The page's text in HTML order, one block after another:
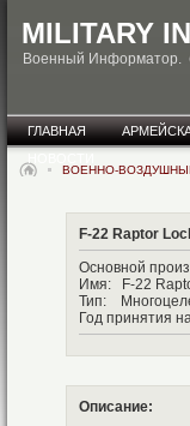
MILITARY
Военный Информатор.
ГЛАВНАЯ
ВОЕННО-
F-22 Raptor
Основной
Имя: F-22
Тип:
Год принятия
Описание: